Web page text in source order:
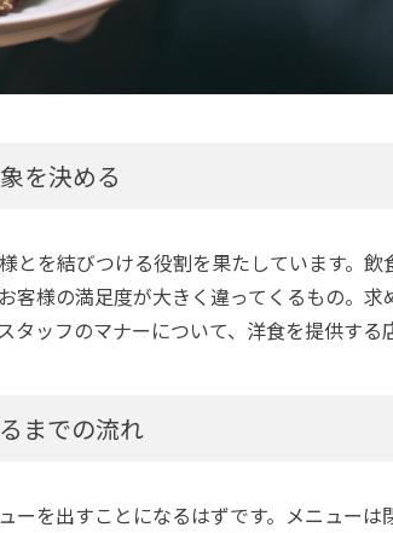
を決める
とを結びつける役割を果たしています。
客様の満足度が大きく違ってくるもの。
ッフのマナーについて、洋食を提供する
までの流れ
を出すことになるはずです。メニューは